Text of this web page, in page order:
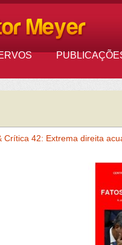
Crítica 42: Extrema direita